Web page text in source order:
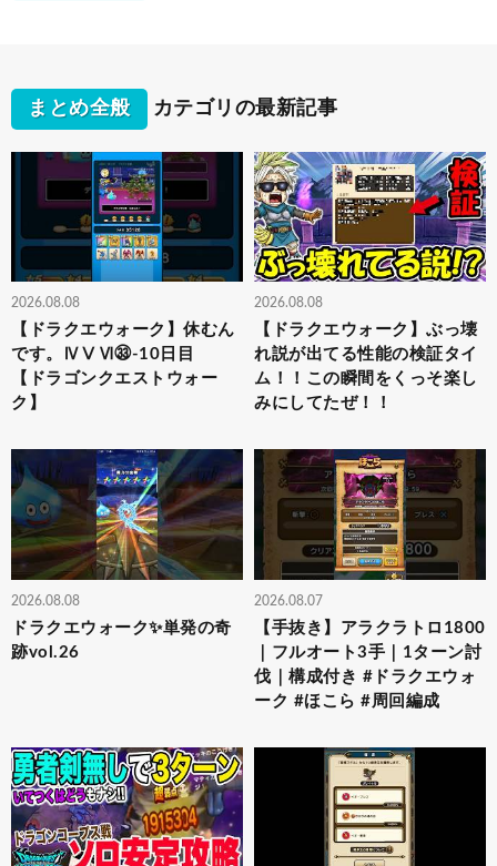
まとめ全般 カテゴリの最新記事
2026.08.08
【ドラクエウォーク】休むん
です。ⅣⅤⅥ㉝-10日目
【ドラゴンクエストウォー
ク】
2026.08.08
【ドラクエウォーク】ぶっ壊
れ説が出てる性能の検証タイ
ム！！この瞬間をくっそ楽し
みにしてたぜ！！
2026.08.08
ドラクエウォーク✨単発の奇
跡vol.26
2026.08.07
【手抜き】アラクラトロ1800
｜フルオート3手｜1ターン討
伐｜構成付き #ドラクエウォ
ーク #ほこら #周回編成